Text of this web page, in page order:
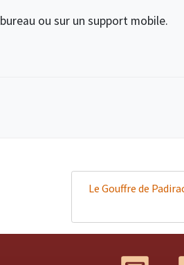
ou sur un support mobile.
Le Gouffre de